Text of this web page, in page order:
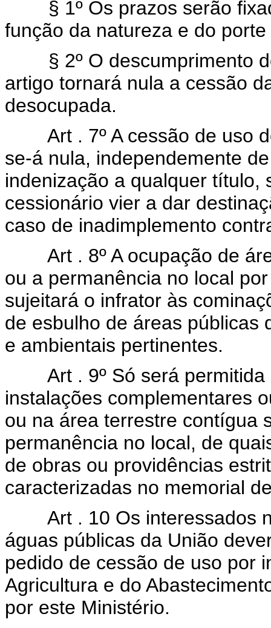
§ 1º Os prazos serão
função da natureza e do
§ 2º O descumprimento
artigo tornará nula a cessão
desocupada.
Art . 7º A cessão de uso
se-á nula, independemente
indenização a qualquer título,
cessionário vier a dar
caso de inadimplemento
Art . 8º A ocupação de
ou a permanência no local
sujeitará o infrator às
de esbulho de áreas públicas
e ambientais pertinentes.
Art . 9º Só será permitida
instalações complementares
ou na área terrestre contígua
permanência no local, de
de obras ou providências
caracterizadas no memorial
Art . 10 Os interessados
águas públicas da União
pedido de cessão de uso por
Agricultura e do
por este Ministério.